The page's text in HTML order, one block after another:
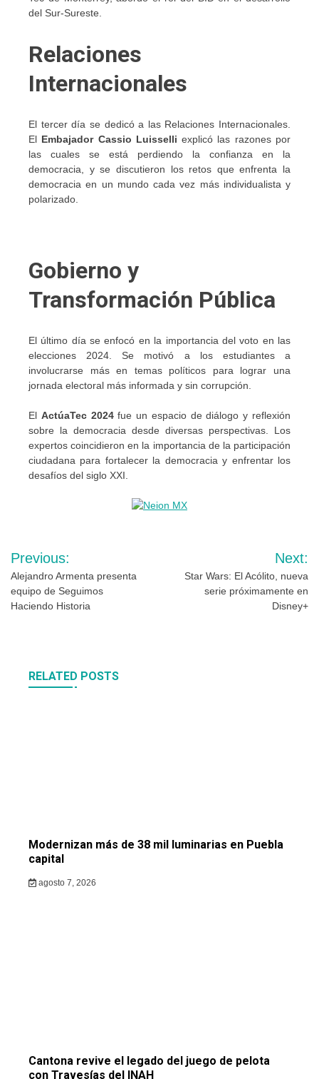
del Sur-Sureste.
Relaciones
Internacionales
El tercer día se dedicó a las Relaciones Internacionales.
El Embajador Cassio Luisselliexplicó las razones por
las cuales se está perdiendo la confianza en la
democracia, y se discutieron los retos que enfrenta la
democracia en un mundo cada vez más individualista y
polarizado.
Gobierno y
Transformación Pública
El último día se enfocó en la importancia del voto en las
elecciones 2024. Se motivó a los estudiantes a
involucrarse más en temas políticos para lograr una
jornada electoral más informada y sin corrupción.
El ActúaTec 2024fue un espacio de diálogo y reflexión
sobre la democracia desde diversas perspectivas. Los
expertos coincidieron en la importancia de la participación
ciudadana para fortalecer la democracia y enfrentar los
desafíos del siglo XXI.
Navegación
de
entradas
Previous:
Alejandro Armenta presenta
equipo de Seguimos
Haciendo Historia
Next:
Star Wars: El Acólito, nueva
serie próximamente en
Disney+
RELATED POSTS
Modernizan más de 38 mil luminarias en Puebla
capital
agosto 7, 2026
Cantona revive el legado del juego de pelota
con Travesías del INAH